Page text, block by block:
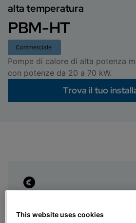
alta temperatura
PBM-HT
Commerciale
Pompe di calore di alta potenza
con potenze da 20 a 70 kW.
Trova il tuo
This website uses cookies